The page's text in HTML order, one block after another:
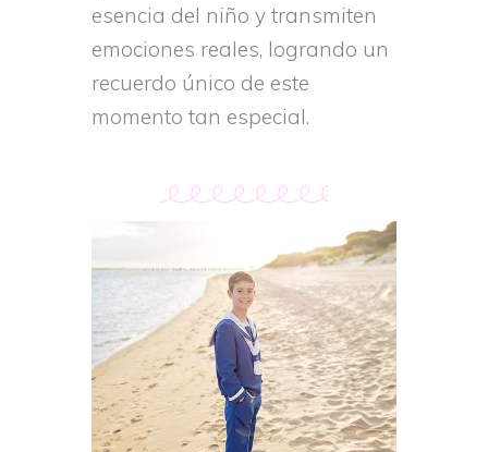
esencia del niño y transmiten
emociones reales, logrando un
recuerdo único de este
momento tan especial.